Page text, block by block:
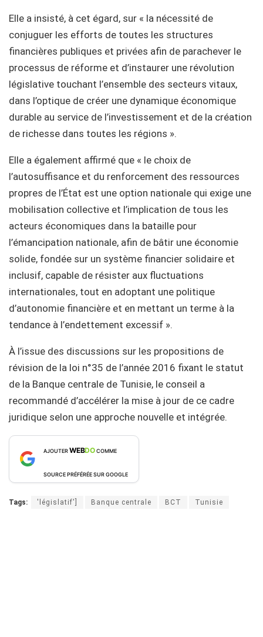
Elle a insisté, à cet égard, sur « la nécessité de
conjuguer les efforts de toutes les structures
financières publiques et privées afin de parachever le
processus de réforme et d’instaurer une révolution
législative touchant l’ensemble des secteurs vitaux,
dans l’optique de créer une dynamique économique
durable au service de l’investissement et de la création
de richesse dans toutes les régions ».
Elle a également affirmé que « le choix de
l’autosuffisance et du renforcement des ressources
propres de l’État est une option nationale qui exige une
mobilisation collective et l’implication de tous les
acteurs économiques dans la bataille pour
l’émancipation nationale, afin de bâtir une économie
solide, fondée sur un système financier solidaire et
inclusif, capable de résister aux fluctuations
internationales, tout en adoptant une politique
d’autonomie financière et en mettant un terme à la
tendance à l’endettement excessif ».
À l’issue des discussions sur les propositions de
révision de la loi n°35 de l’année 2016 fixant le statut
de la Banque centrale de Tunisie, le conseil a
recommandé d’accélérer la mise à jour de ce cadre
juridique selon une approche nouvelle et intégrée.
AJOUTERWEBDOCOMME
SOURCE PRÉFÉRÉE SUR GOOGLE
Tags: 'législatif'] Banque centrale BCT Tunisie